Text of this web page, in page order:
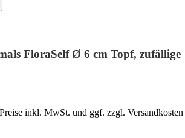
FloraSelf Ø 6 cm Topf, zufällige
inkl. MwSt. und ggf. zzgl. Versandkosten